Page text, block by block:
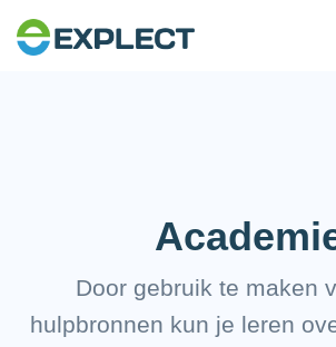
Door gebruik te maken
hulpbronnen kun je leren